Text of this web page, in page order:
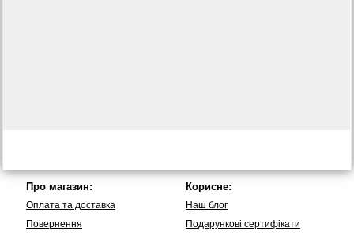
Про магазин:
Оплата та доставка
Повернення
Корисне:
Наш блог
Подарункові сертифікати